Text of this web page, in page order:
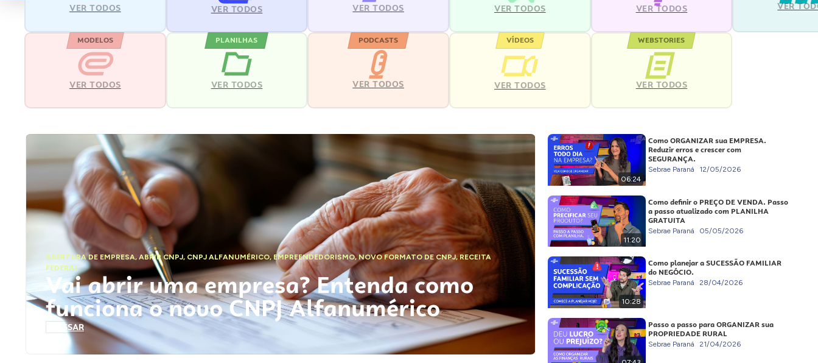
VER TODOS VER TODOS VER TODOS VER TODOS VER TODOS VER
MODELOS
VER TODOS
PLANILHAS
VER TODOS
PODCASTS
VER TODOS
VÍDEOS
VER TODOS
WEBSTORIES
VER TODOS
ABERTURA DE EMPRESA,ABRIR CNPJ, CNPJ ALFANUMÉRICO, EMPREENDEDORISMO,NOVO FORMATO DE CNPJ,RECEITA
FEDERAL
Vai abrir uma empresa? Entenda como
funciona o novo CNPJ Alfanumérico
ACESSAR
06:24
Como ORGANIZAR sua EMPRESA.
Reduzir erros e crescer com
SEGURANÇA.
Sebrae Paraná 12/05/2026
11:20
Como definir o PREÇO DE VENDA. Passo
a passo atualizado com PLANILHA
GRATUITA
Sebrae Paraná 05/05/2026
10:28
Como planejar a SUCESSÃO FAMILIAR
do NEGÓCIO.
Sebrae Paraná 28/04/2026
Passo a passo para ORGANIZAR sua
PROPRIEDADE RURAL
Sebrae Paraná 21/04/2026